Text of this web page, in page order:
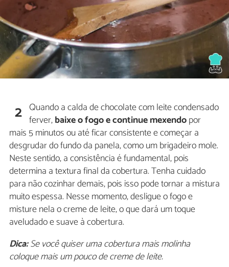
2 Quando a calda de chocolate com leite condensado
ferver,baixe o fogo e continue mexendopor
mais 5 minutos ou até ficar consistente e começar a
desgrudar do fundo da panela, como um brigadeiro mole.
Neste sentido, a consistência é fundamental, pois
determina a textura final da cobertura. Tenha cuidado
para não cozinhar demais, pois isso pode tornar a mistura
muito espessa. Nesse momento, desligue o fogo e
misture nela o creme de leite, o que dará um toque
aveludado e suave à cobertura.
Dica:Se você quiser uma cobertura mais molinha
coloque mais um pouco de creme de leite.